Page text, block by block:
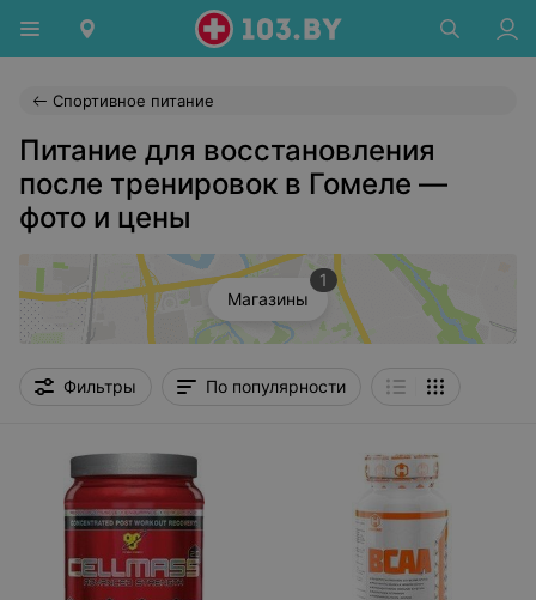
Спортивное питание
Питание для восстановления
после тренировок в Гомеле —
фото и цены
Магазины
1
Фильтры По популярности